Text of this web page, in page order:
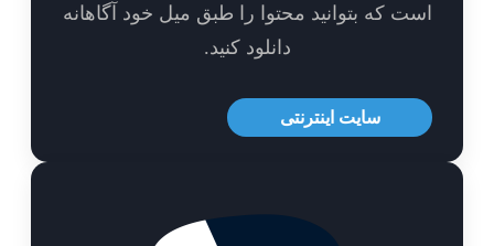
که بتوانید محتوا را طبق میل خود آگاهانه
دانلود کنید.
سایت اینترنتی